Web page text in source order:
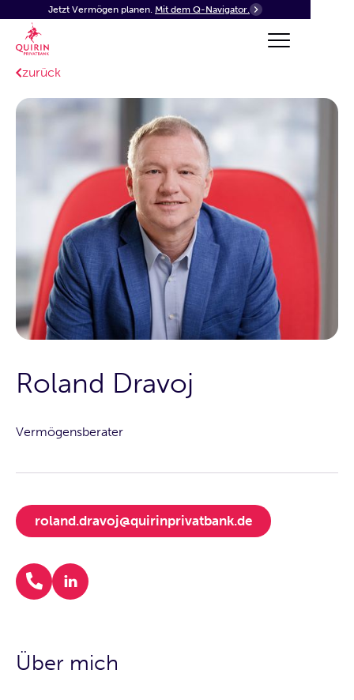
Jetzt Vermögen planen. Mit dem Q-Navigator.
zurück
Roland Dravoj
Vermögensberater
roland.dravoj@quirinprivatbank.de
Über mich